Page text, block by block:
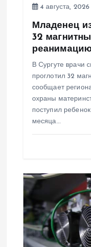
4 августа, 2026
Младенец
32
В Сургуте врачи
проглотил 32
сообщает
охраны
поступил ребенок
месяца…